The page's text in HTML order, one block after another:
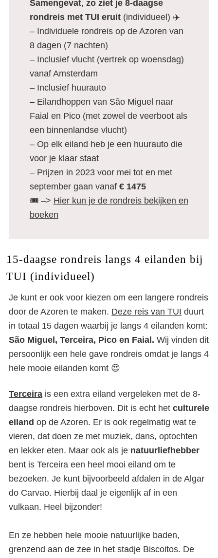
Samengevat, zo ziet je 8-daagse
rondreis met TUI eruit(individueel) ✈️
– Individuele rondreis op de Azoren van
8 dagen (7 nachten)
– Inclusief vlucht (vertrek op woensdag)
vanaf Amsterdam
– Inclusief huurauto
– Eilandhoppen van São Miguel naar
Faial en Pico (met zowel de veerboot als
een binnenlandse vlucht)
– Op elk eiland heb je een huurauto die
voor je klaar staat
– Prijzen in 2023 voor mei tot en met
september gaan vanaf € 1475
🎟️ –> Hier kun je de rondreis bekijken en
boeken
15-daagse rondreis langs 4 eilanden bij
TUI (individueel)
Je kunt er ook voor kiezen om een langere rondreis
door de Azoren te maken. Deze reis van TUI duurt
in totaal 15 dagen waarbij je langs 4 eilanden komt:
São Miguel, Terceira, Pico en Faial. Wij vinden dit
persoonlijk een hele gave rondreis omdat je langs 4
hele mooie eilanden komt 😍
Terceira is een extra eiland vergeleken met de 8-
daagse rondreis hierboven. Dit is echt het culturele
eiland op de Azoren. Er is ook regelmatig wat te
vieren, dat doen ze met muziek, dans, optochten
en lekker eten. Maar ook als je natuurliefhebber
bent is Terceira een heel mooi eiland om te
bezoeken. Je kunt bijvoorbeeld afdalen in de Algar
do Carvao. Hierbij daal je eigenlijk af in een
vulkaan. Heel bijzonder!
En ze hebben hele mooie natuurlijke baden,
grenzend aan de zee in het stadje Biscoitos. De